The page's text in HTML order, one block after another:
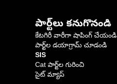
పార్ట్‌లు కనుగొనండి
కేటగిరీ వారీగా షాపింగ్ చేయండి
పార్ట్‌ల డయాగ్రామ్ చూడండి
SIS
Cat పార్ట్‌ల గురించి
సైట్ మ్యాప్